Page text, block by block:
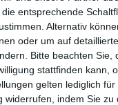
entsprechende
Alternativ
oder um auf
Bitte beachten Sie,
stattfinden kann,
gelten lediglich
indem Sie zu
App von der
2 entstanden